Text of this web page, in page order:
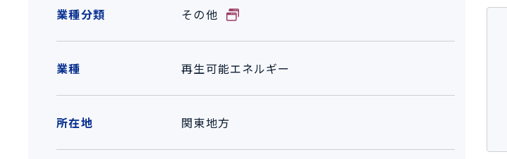
業種分類 その他
業種 再生可能エネルギー
所在地 関東地方